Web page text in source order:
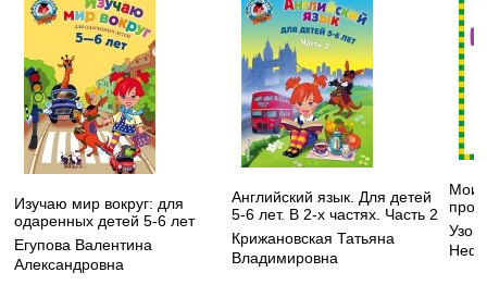
Изучаю мир вокруг: для
одаренных детей 5-6 лет
Егупова Валентина
Александровна
Английский язык. Для детей
5-6 лет. В 2-х частях. Часть 2
Крижановская Татьяна
Владимировна
Мои